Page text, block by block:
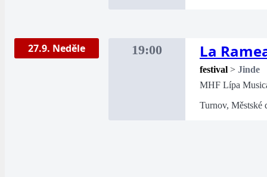
27.9. Neděle 19:00 La
festival > Jinde
MHF Lípa
Turnov, Městské